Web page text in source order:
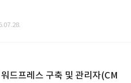
드프레스 구축 및 관리자(CM